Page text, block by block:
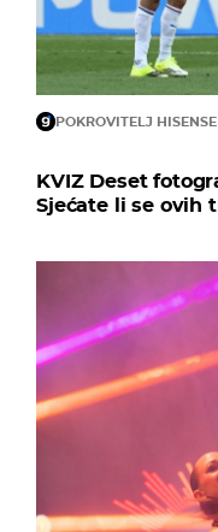
POKROVITELJ HISENSE
KVIZ Deset
Sjećate li se ovih